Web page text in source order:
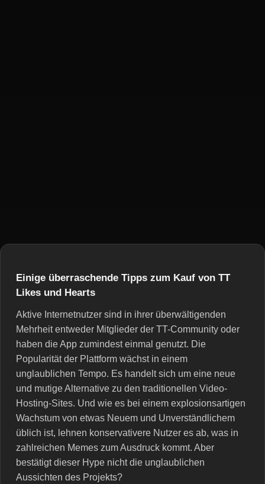
Einige überraschende Tipps zum Kauf von TT
Likes und Hearts
Aktive Internetnutzer sind in ihrer überwältigenden
Mehrheit entweder Mitglieder der TT-Community oder
haben die App zumindest einmal genutzt. Die
Popularität der Plattform wächst in einem
unglaublichen Tempo. Es handelt sich um eine neue
und mutige Alternative zu den traditionellen Video-
Hosting-Sites. Und wie es bei einem explosionsartigen
Wachstum von etwas Neuem und Unverständlichem
üblich ist, lehnen konservativere Nutzer es ab, was in
zahlreichen Memes zum Ausdruck kommt. Aber
bestätigt dieser Hype nicht die unglaublichen
Aussichten des Projekts?